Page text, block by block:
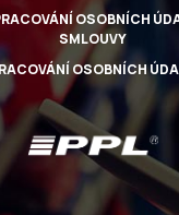
OSOBNÍCH
SMLOUVY
OSOBNÍCH